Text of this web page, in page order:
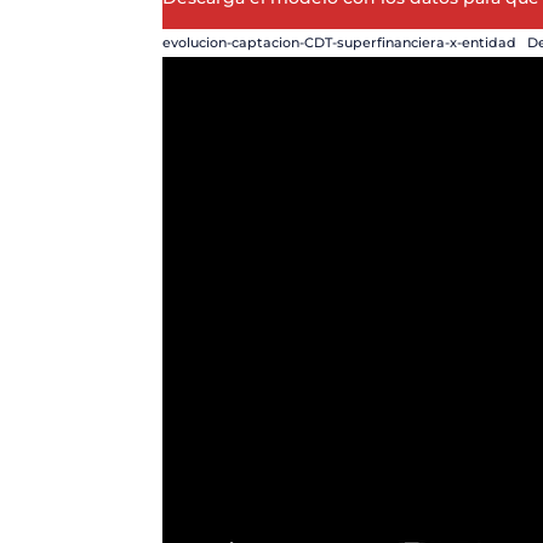
evolucion-captacion-CDT-superfinanciera-x-entidad